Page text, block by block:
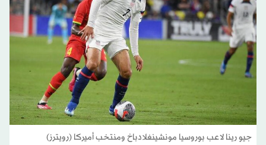
جيو رينا لاعب بوروسيا مونشينغلادباخ ومنتخب أميركا (رويترز)